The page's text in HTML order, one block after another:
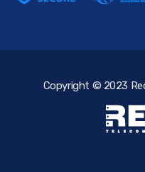
Copyright © 2023